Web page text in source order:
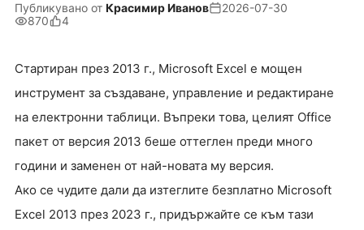
Публикувано от Красимир Иванов
2026-07-30
870
4
Стартиран през 2013 г., Microsoft Excel е мощен
инструмент за създаване, управление и редактиране
на електронни таблици. Въпреки това, целият Office
пакет от версия 2013 беше оттеглен преди много
години и заменен от най-новата му версия.
Ако се чудите дали да изтеглите безплатно Microsoft
Excel 2013 през 2023 г., придържайте се към тази